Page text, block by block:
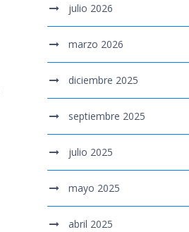
julio 2026
marzo 2026
diciembre 2025
septiembre 2025
julio 2025
mayo 2025
abril 2025